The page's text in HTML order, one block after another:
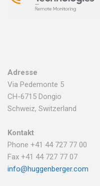
Adresse
Via Pedemonte 5
CH-6715 Dongio
Schweiz, Switzerland
Kontakt
Phone +41 44 727 77 00
Fax +41 44 727 77 07
info@huggenberger.com